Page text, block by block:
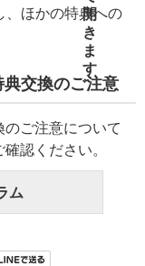
、ほかの特典への
交換のご注意
ご注意について
認ください。
ム